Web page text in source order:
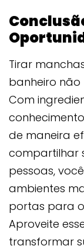
Tirar
banheiro
Com
de maneira
compartilhar
pessoas,
ambientes
portas para
Aproveite
transformar